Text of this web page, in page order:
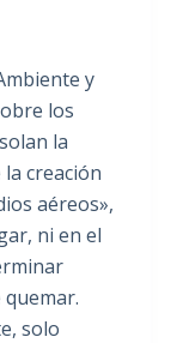
y
los
la
creación
aéreos»,
ni en el
solo